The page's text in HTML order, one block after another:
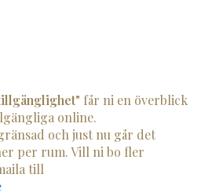
får ni en överblick
online.
och just nu går det
per rum. Vill ni bo fler
till